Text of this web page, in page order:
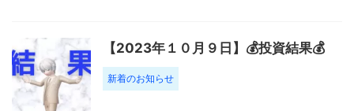
【2023年１０月９日】💰投資結果💰
新着のお知らせ